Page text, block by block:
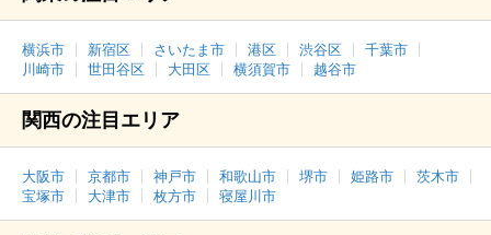
横浜市 新宿区 さいたま市 港区 渋谷区
千葉市
川崎市
世田谷区 大田区 横須賀市 越谷市
関西の注目エリア
大阪市 京都市 神戸市 和歌山市 堺市 姫路市
茨木市
宝塚市
大津市 枚方市 寝屋川市